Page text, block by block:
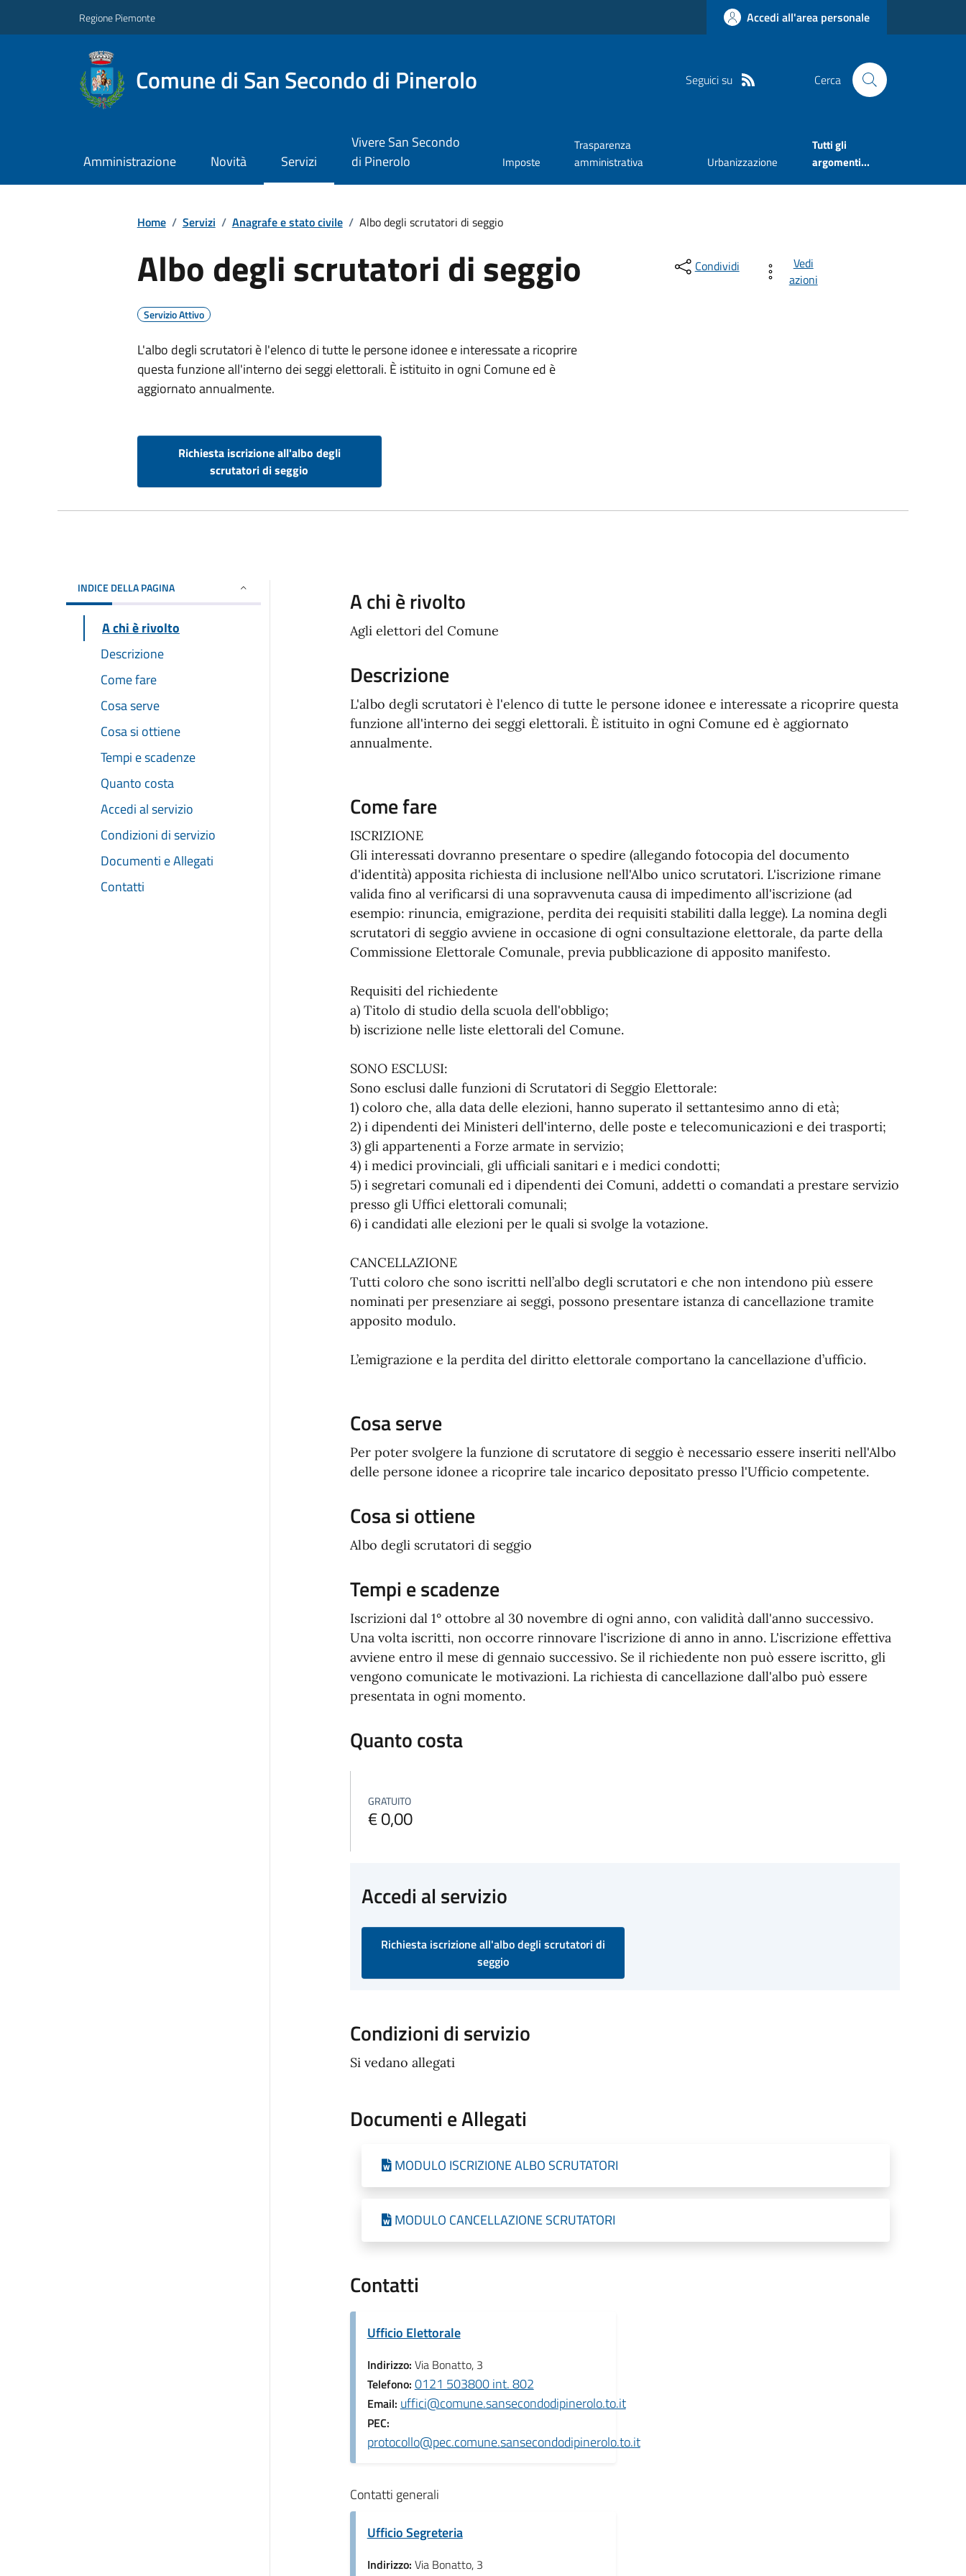
Regione Piemonte Accedi all'area personale
Comune di San Secondo di Pinerolo Seguici su Cerca
Amministrazione Novità Servizi
Vivere San Secondo
di Pinerolo
Imposte
Trasparenza
amministrativa
Urbanizzazione
Tutti gli
argomenti...
Home / Servizi / Anagrafe e stato civile / Albo degli scrutatori di seggio
Albo degli scrutatori di seggio
Servizio Attivo
L'albo degli scrutatori è l'elenco di tutte le persone idonee e interessate a ricoprire
questa funzione all'interno dei seggi elettorali. È istituito in ogni Comune ed è
aggiornato annualmente.
Richiesta iscrizione all'albo degli
scrutatori di seggio
Condividi
Vedi
azioni
INDICE DELLA PAGINA
A chi è rivolto
Descrizione
Come fare
Cosa serve
Cosa si ottiene
Tempi e scadenze
Quanto costa
Accedi al servizio
Condizioni di servizio
Documenti e Allegati
Contatti
A chi è rivolto
Agli elettori del Comune
Descrizione
L'albo degli scrutatori è l'elenco di tutte le persone idonee e interessate a ricoprire questa
funzione all'interno dei seggi elettorali. È istituito in ogni Comune ed è aggiornato
annualmente.
Come fare
ISCRIZIONE
Gli interessati dovranno presentare o spedire (allegando fotocopia del documento
d'identità) apposita richiesta di inclusione nell'Albo unico scrutatori. L'iscrizione rimane
valida fino al verificarsi di una sopravvenuta causa di impedimento all'iscrizione (ad
esempio: rinuncia, emigrazione, perdita dei requisiti stabiliti dalla legge). La nomina degli
scrutatori di seggio avviene in occasione di ogni consultazione elettorale, da parte della
Commissione Elettorale Comunale, previa pubblicazione di apposito manifesto.
Requisiti del richiedente
a) Titolo di studio della scuola dell'obbligo;
b) iscrizione nelle liste elettorali del Comune.
SONO ESCLUSI:
Sono esclusi dalle funzioni di Scrutatori di Seggio Elettorale:
1) coloro che, alla data delle elezioni, hanno superato il settantesimo anno di età;
2) i dipendenti dei Ministeri dell'interno, delle poste e telecomunicazioni e dei trasporti;
3) gli appartenenti a Forze armate in servizio;
4) i medici provinciali, gli ufficiali sanitari e i medici condotti;
5) i segretari comunali ed i dipendenti dei Comuni, addetti o comandati a prestare servizio
presso gli Uffici elettorali comunali;
6) i candidati alle elezioni per le quali si svolge la votazione.
CANCELLAZIONE
Tutti coloro che sono iscritti nell’albo degli scrutatori e che non intendono più essere
nominati per presenziare ai seggi, possono presentare istanza di cancellazione tramite
apposito modulo.
L’emigrazione e la perdita del diritto elettorale comportano la cancellazione d’ufficio.
Cosa serve
Per poter svolgere la funzione di scrutatore di seggio è necessario essere inseriti nell'Albo
delle persone idonee a ricoprire tale incarico depositato presso l'Ufficio competente.
Cosa si ottiene
Albo degli scrutatori di seggio
Tempi e scadenze
Iscrizioni dal 1° ottobre al 30 novembre di ogni anno, con validità dall'anno successivo.
Una volta iscritti, non occorre rinnovare l'iscrizione di anno in anno. L'iscrizione effettiva
avviene entro il mese di gennaio successivo. Se il richiedente non può essere iscritto, gli
vengono comunicate le motivazioni. La richiesta di cancellazione dall'albo può essere
presentata in ogni momento.
Quanto costa
GRATUITO
€ 0,00
Accedi al servizio
Richiesta iscrizione all'albo degli scrutatori di
seggio
Condizioni di servizio
Si vedano allegati
Documenti e Allegati
MODULO ISCRIZIONE ALBO SCRUTATORI
MODULO CANCELLAZIONE SCRUTATORI
Contatti
Ufficio Elettorale
Indirizzo: Via Bonatto, 3
Telefono: 0121 503800 int. 802
Email: uffici@comune.sansecondodipinerolo.to.it
PEC:
protocollo@pec.comune.sansecondodipinerolo.to.it
Contatti generali
Ufficio Segreteria
Indirizzo: Via Bonatto, 3